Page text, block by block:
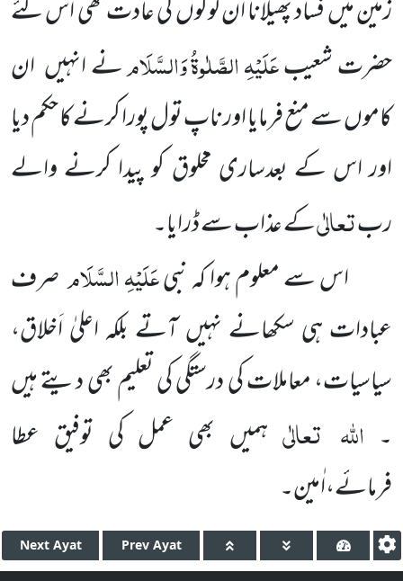
زمین میں فساد پھیلانا ان لوگوں کی عادت تھی اس لئے
حضرت شعیبعَلَیْہِالصَّلٰوۃُوَالسَّلَامنے انہیں ان
کاموں سے منع فرمایا اور ناپ تول پورا کرنے کا حکم دیا
اور اس کے بعدساری مخلوق کو پیدا کرنے والے
ربتعالٰیکے عذاب سے ڈرایا۔
اس سے معلوم ہوا کہ نبیعَلَیْہِ السَّلَام صرف
عبادات ہی سکھانے نہیں آتے بلکہ اعلیٰ اَخلاق،
سیاسیات، معاملات کی درستگی کی تعلیم بھی دیتے ہیں
۔ اللہ تعالٰی ہمیں بھی عمل کی توفیق عطا
فرمائے،اٰمین۔
Next Ayat Prev Ayat